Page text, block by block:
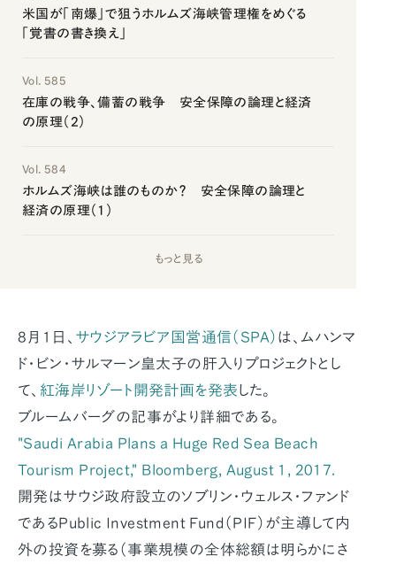
米国が「南爆」で狙うホルムズ海峡管理権をめぐる
「覚書の書き換え」
Vol. 585
在庫の戦争、備蓄の戦争 安全保障の論理と経済
の原理（2）
Vol. 584
ホルムズ海峡は誰のものか？ 安全保障の論理と
経済の原理（1）
もっと見る
8月1日、 サウジアラビア国営通信（SPA） は、ムハンマ
ド・ビン・サルマーン皇太子の肝入りプロジェクトとし
て、 紅海岸リゾート開発計画を発表した。
ブルームバーグの記事がより詳細である。
"Saudi Arabia Plans a Huge Red Sea Beach
Tourism Project," Bloomberg, August 1, 2017.
開発はサウジ政府設立のソブリン・ウェルス・ファンド
であるPublic Investment Fund（PIF）が主導して内
外の投資を募る（事業規模の全体総額は明らかにさ